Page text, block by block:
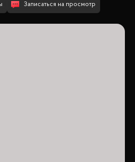
Записаться на просмотр